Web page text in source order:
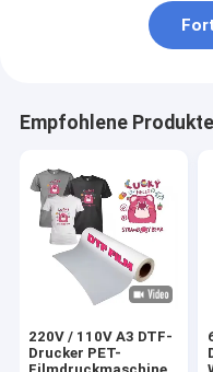
Empfohlene Produkte
220V / 110V A3 DTF-
Drucker PET-